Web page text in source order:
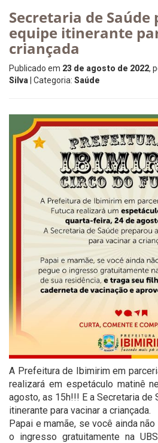
Secretaria de Saúde
equipe itinerante
criançada
Publicado em 23 de agosto de 2022,
Silva | Categoria: Saúde
A Prefeitura de Ibimirim em
realizará em espetáculo matinê
agosto, as 15h!!! E a Secretaria de
itinerante para vacinar a criançada.
Papai e mamãe, se você ainda
o ingresso gratuitamente na